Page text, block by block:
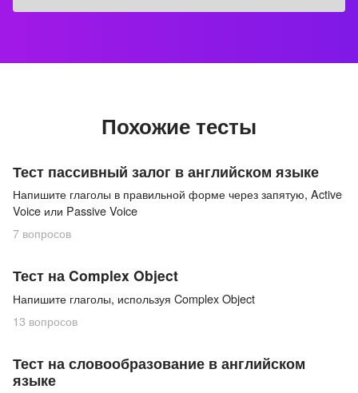
Похожие тесты
Тест пассивный залог в английском языке
Напишите глаголы в правильной форме через запятую, Active
Voice или Passive Voice
7 вопросов
Тест на Complex Object
Напишите глаголы, используя Complex Object
13 вопросов
Тест на словообразование в английском
языке